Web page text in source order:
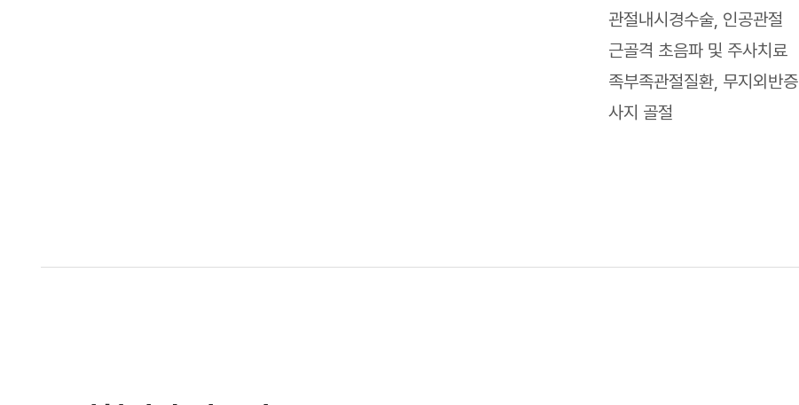
관절내시경수술, 인공관절
근골격 초음파 및 주사치료
족부족관절질환, 무지외반증
사지 골절